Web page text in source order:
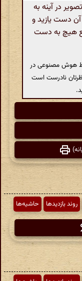
در آینه به
دست یازید و
هیچ به دست
هوش مصنوعی در
نادرست است
روند بازدیدها حاشیه‌ها